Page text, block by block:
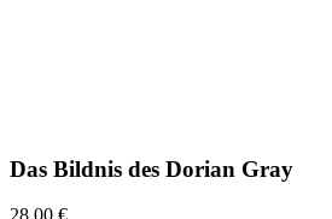
Das Bildnis des Dorian Gray